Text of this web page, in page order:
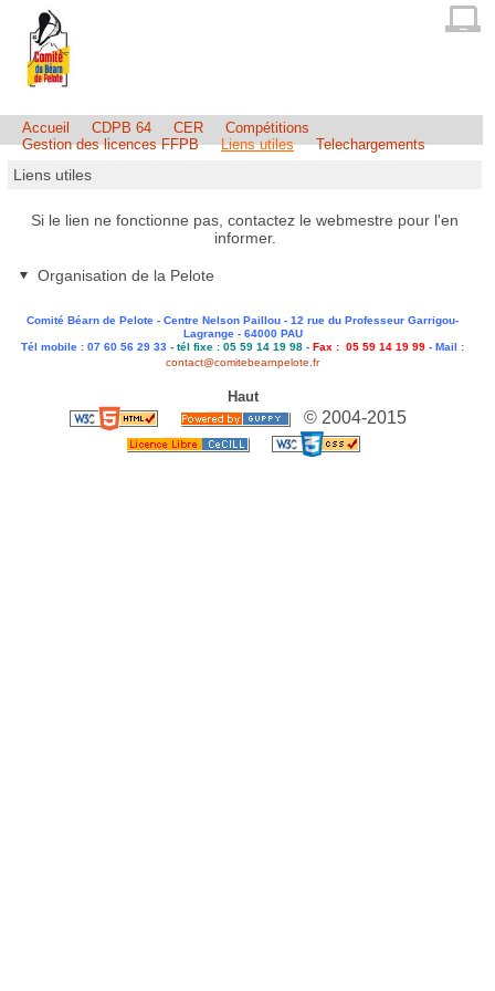
Accueil CDPB 64 CER
Compétitions
Gestion des licences FFPB
Liens utiles Telechargements
Liens utiles
Si le lien ne fonctionne pas, contactez le webmestre pour l'en
informer.
Organisation de la Pelote
Comité Béarn de Pelote - Centre Nelson Paillou - 12 rue du Professeur Garrigou-
Lagrange - 64000 PAU
Tél mobile : 07 60 56 29 33 - tél fixe : 05 59 14 19 98 - Fax : 05 59 14 19 99 - Mail :
contact@comitebearnpelote.fr
Haut
© 2004-2015